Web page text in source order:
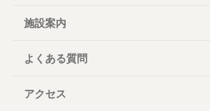
施設案内
よくある質問
アクセス